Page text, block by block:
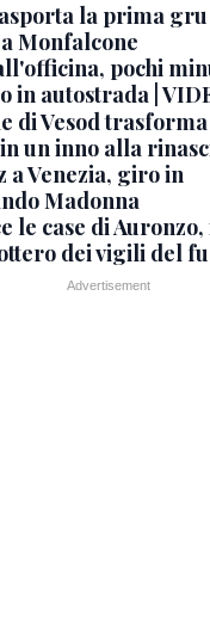
la prima gru
Monfalcone
pochi
in autostrada |
di Vesod
un inno alla
a Venezia, giro in
Madonna
le case di
dei vigili del